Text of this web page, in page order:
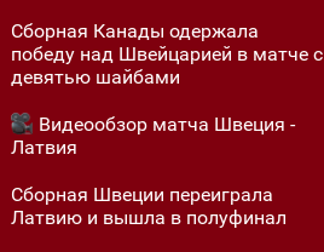
Сборная Канады одержалa
победу над Швейцарией в матче с
девятью шайбами
Видеообзор матча Швеция -
Латвия
Сборная Швеции переигралa
Латвию и вышла в полуфинал